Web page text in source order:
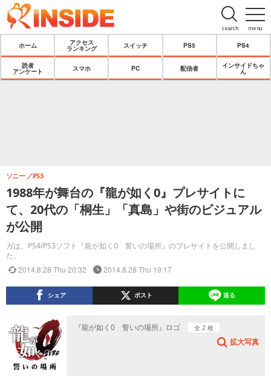
menu
search
ホーム
アクセス
ランキング
スイッチ PS5 PS4
読者
アンケート
スマホ PC 配信者
インサイドちゃ
ん
1988年が舞台の『龍が如く0』プレサイトに
て、20代の「桐生」「真島」や街のビジュアル
が公開
ガは、PS4/PS3ソフト『龍が如く0 誓いの場所』のプレサイトを公開しまし
た。
ソニー PS3
2014.8.28 Thu 20:32 2014.8.28 Thu 19:17
シェア ポスト 送る
『龍が如く0 誓いの場所』ロゴ 全 2 枚
拡大写真